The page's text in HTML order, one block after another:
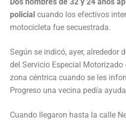
policial cuando los efectivos
motocicleta fue secuestrada.
Según se indicó, ayer, alrededor
del Servicio Especial Motorizado
zona céntrica cuando se les
Progreso una vecina pedía
Cuando llegaron hasta la calle